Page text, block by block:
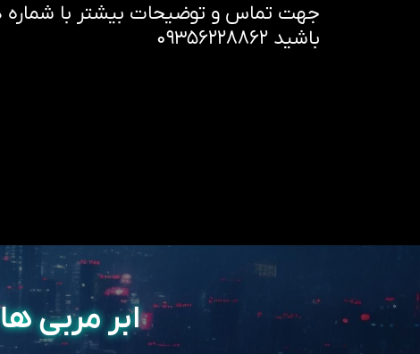
جهت تماس و توضیحات بیشتر با شماره
باشید ۰۹۳۵۶۲۲۸۸۶۲
ابر مربی ها